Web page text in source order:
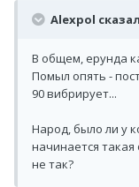
Alexpol
В общем, ерунда
Помыл опять -
90 вибрирует...
Народ, было ли у
начинается
не так?